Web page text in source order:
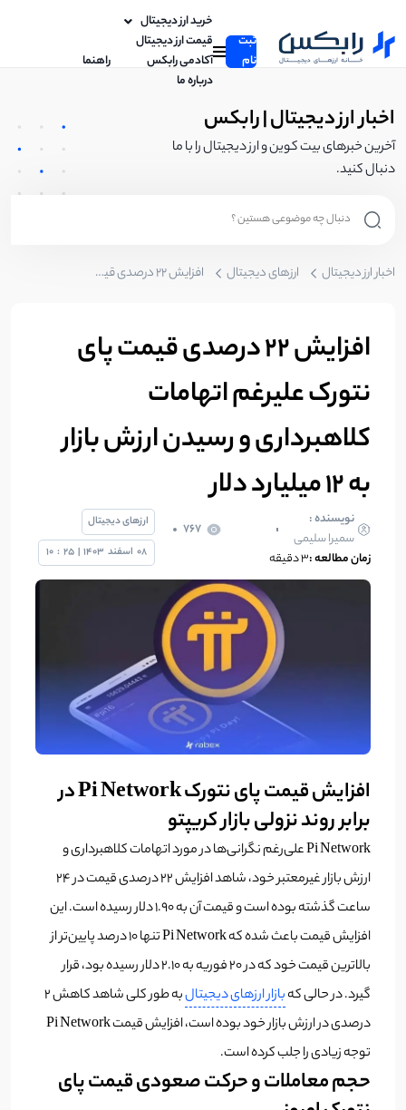
ثبت
نام
خرید ارز دیجیتال
قیمت ارز دیجیتال
آکادمی رابکس
راهنما
درباره ما
اخبار ارز دیجیتال | رابکس
آخرین خبرهای بیت کوین و ارز دیجیتال را با ما
دنبال کنید.
اخبار ارز دیجیتال ارزهای دیجیتال افزایش 22 درصدی قیمت پای نتورک علیرغم اتهامات کلاهبرداری و رسیدن ارزش بازار به ۱۲ میلیارد دلار
افزایش 22 درصدی قیمت پای
نتورک علیرغم اتهامات
کلاهبرداری و رسیدن ارزش بازار
به ۱۲ میلیارد دلار
نویسنده :
سمیرا سلیمی
767
زمان مطالعه :3 دقیقه
ارزهای دیجیتال
08 اسفند 1403
|
25
:
10
افزایش قیمت پای نتورک Pi Network در
برابر روند نزولی بازار کریپتو
Pi Network علی‌رغم نگرانی‌ها در مورد اتهامات کلاهبرداری و
ارزش بازار غیرمعتبر خود، شاهد افزایش ۲۲ درصدی قیمت در ۲۴
ساعت گذشته بوده است و قیمت آن به ۱.۹۰ دلار رسیده است. این
افزایش قیمت باعث شده که Pi Network تنها ۱۰ درصد پایین‌تر از
بالاترین قیمت خود که در ۲۰ فوریه به ۲.۱۰ دلار رسیده بود، قرار
گیرد. در حالی کهبازار ارزهای دیجیتال
به طور کلی شاهد کاهش ۲
درصدی در ارزش بازار خود بوده است، افزایش قیمت Pi Network
توجه زیادی را جلب کرده است.
حجم معاملات و حرکت صعودی قیمت پای